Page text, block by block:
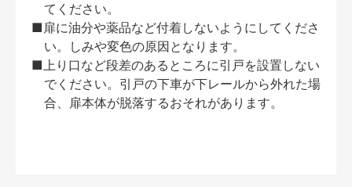
てください。
■扉に油分や薬品など付着しないようにしてくださ
い。しみや変色の原因となります。
■上り口など段差のあるところに引戸を設置しない
でください。引戸の下車が下レールから外れた場
合、扉本体が脱落するおそれがあります。